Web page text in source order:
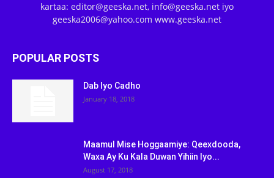
kartaa: editor@geeska.net, info@geeska.net iyo
geeska2006@yahoo.com www.geeska.net
POPULAR POSTS
Dab Iyo Cadho
January 18, 2018
Maamul Mise Hoggaamiye: Qeexdooda,
Waxa Ay Ku Kala Duwan Yihiin Iyo...
August 17, 2018